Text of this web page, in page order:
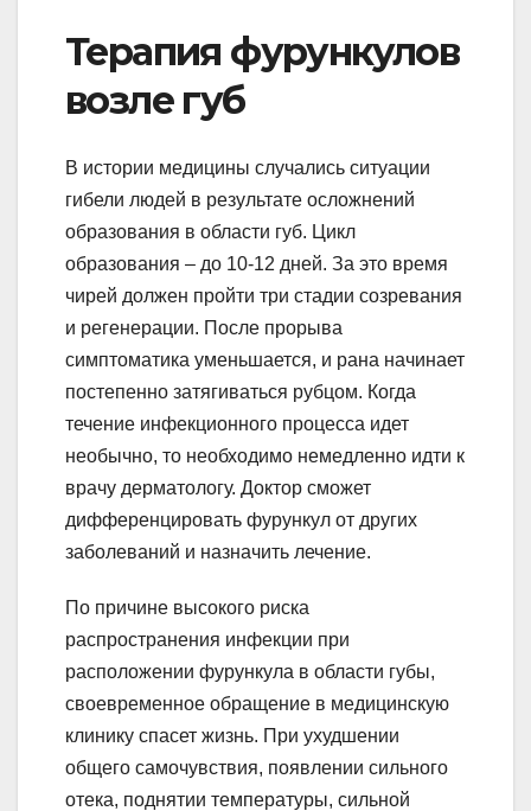
Терапия фурункулов
возле губ
В истории медицины случались ситуации
гибели людей в результате осложнений
образования в области губ. Цикл
образования – до 10-12 дней. За это время
чирей должен пройти три стадии созревания
и регенерации. После прорыва
симптоматика уменьшается, и рана начинает
постепенно затягиваться рубцом. Когда
течение инфекционного процесса идет
необычно, то необходимо немедленно идти к
врачу дерматологу. Доктор сможет
дифференцировать фурункул от других
заболеваний и назначить лечение.
По причине высокого риска
распространения инфекции при
расположении фурункула в области губы,
своевременное обращение в медицинскую
клинику спасет жизнь. При ухудшении
общего самочувствия, появлении сильного
отека, поднятии температуры, сильной